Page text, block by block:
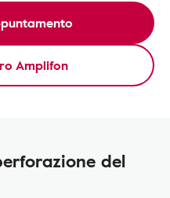
Amplifon
del